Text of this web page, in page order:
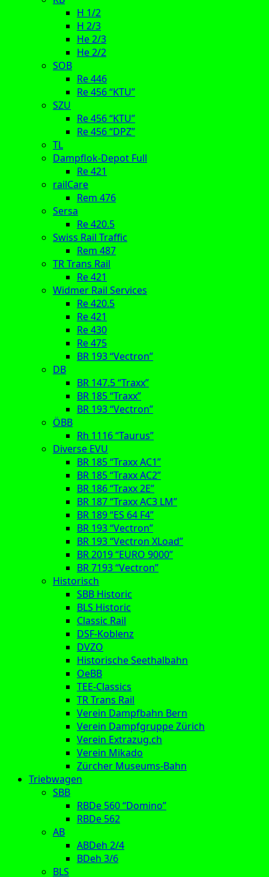
H 1/2
H 2/3
He 2/3
He 2/2
SOB
Re 446
Re 456 “KTU”
SZU
Re 456 “KTU”
Re 456 “DPZ”
TL
Dampflok-Depot Full
Re 421
railCare
Rem 476
Sersa
Re 420.5
Swiss Rail Traffic
Rem 487
TR Trans Rail
Re 421
Widmer Rail Services
Re 420.5
Re 421
Re 430
Re 475
BR 193 “Vectron”
DB
BR 147.5 “Traxx”
BR 185 “Traxx”
BR 193 “Vectron”
ÖBB
Rh 1116 “Taurus”
Diverse EVU
BR 185 “Traxx AC1”
BR 185 “Traxx AC2”
BR 186 “Traxx 2E”
BR 187 “Traxx AC3 LM”
BR 189 “ES 64 F4”
BR 193 “Vectron”
BR 193 “Vectron XLoad”
BR 2019 “EURO 9000”
BR 7193 “Vectron”
Historisch
SBB Historic
BLS Historic
Classic Rail
DSF-Koblenz
DVZO
Historische Seethalbahn
OeBB
TEE-Classics
TR Trans Rail
Verein Dampfbahn Bern
Verein Dampfgruppe Zürich
Verein Extrazug.ch
Verein Mikado
Zürcher Museums-Bahn
Triebwagen
SBB
RBDe 560 “Domino”
RBDe 562
AB
ABDeh 2/4
BDeh 3/6
BLS